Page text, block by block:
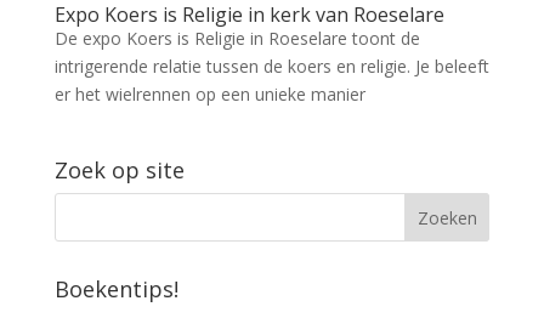
Expo Koers is Religie in kerk van Roeselare
De expo Koers is Religie in Roeselare toont de
intrigerende relatie tussen de koers en religie. Je beleeft
er het wielrennen op een unieke manier
Zoek op site
Boekentips!